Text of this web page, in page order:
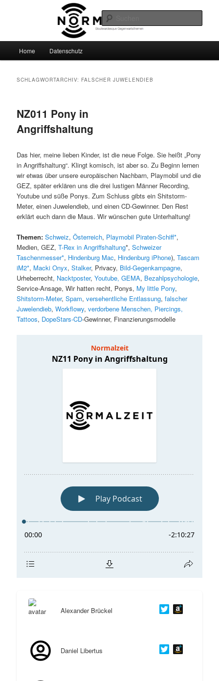
Normalzeit
Boulevardesque Gegenwartsthemen
Home Datenschutz
SCHLAGWORTARCHIV: FALSCHER JUWELENDIEB
NZ011 Pony in
Angriffshaltung
Das hier, meine lieben Kinder, ist die neue Folge. Sie heißt „Pony
in Angriffshaltung“. Klingt komisch, ist aber so. Zu Beginn lernen
wir etwas über unsere europäischen Nachbarn, Playmobil und die
GEZ, später erklären uns die drei lustigen Männer Recording,
Youtube und süße Ponys. Zum Schluss gibts ein Shitstorm-
Meter, einen Juwelendieb, und einen CD-Gewinner. Den Rest
erklärt euch dann die Maus. Wir wünschen gute Unterhaltung!
Themen: Schweiz,Österreich, Playmobil Piraten-Schiff*,
Medien, GEZ,T-Rex in Angriffshaltung*,Schweizer
Taschenmesser*, Hindenburg Mac, Hindenburg iPhone),Tascam
iM2*, Macki Onyx,Stalker, Privacy, Bild-Gegenkampagne,
Urheberrecht, Nacktposter,Youtube, GEMA, Bezahlpsychologie,
Service-Ansage, Wir hatten recht, Ponys, My little Pony,
Shitstorm-Meter,Spam,versehentliche Entlassung,falscher
Juwelendieb,Workflowy,verdorbene Menschen, Piercings,
Tattoos, DopeStars-CD-Gewinner, Finanzierungsmodelle
Alexander Brückel
Daniel Libertus